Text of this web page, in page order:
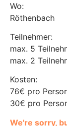
Wo:
Röthenbach
Teilnehmer:
max. 5
max. 2
Kosten:
76€ pro
30€ pro
We're sorry,